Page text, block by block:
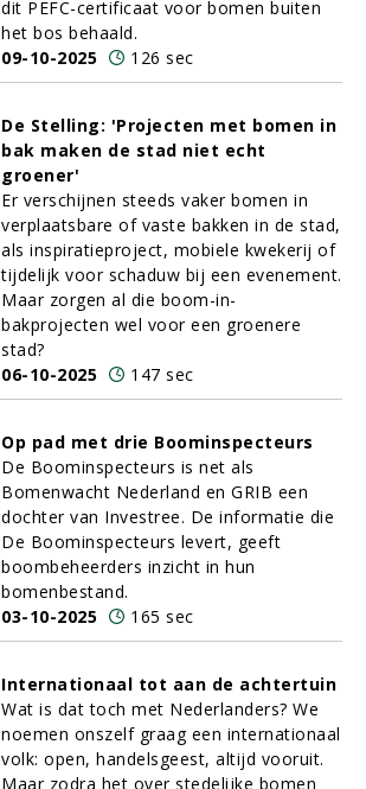
dit PEFC-certificaat voor bomen buiten
het bos behaald.
09-10-2025
126 sec
De Stelling: 'Projecten met bomen in
bak maken de stad niet echt
groener'
Er verschijnen steeds vaker bomen in
verplaatsbare of vaste bakken in de stad,
als inspiratieproject, mobiele kwekerij of
tijdelijk voor schaduw bij een evenement.
Maar zorgen al die boom-in-
bakprojecten wel voor een groenere
stad?
06-10-2025
147 sec
Op pad met drie Boominspecteurs
De Boominspecteurs is net als
Bomenwacht Nederland en GRIB een
dochter van Investree. De informatie die
De Boominspecteurs levert, geeft
boombeheerders inzicht in hun
bomenbestand.
03-10-2025
165 sec
Internationaal tot aan de achtertuin
Wat is dat toch met Nederlanders? We
noemen onszelf graag een internationaal
volk: open, handelsgeest, altijd vooruit.
Maar zodra het over stedelijke bomen